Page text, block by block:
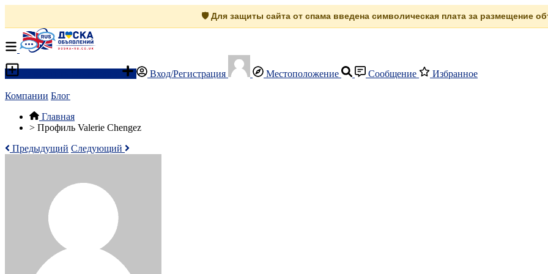
🛡️ Для защиты сайта от спама введена символическая плата за размещение
Вход/Регистрация Местоположение Сообщение Избранное
Компании Блог
Главная
> Профиль Valerie Chengez
Предыдущий Следующий